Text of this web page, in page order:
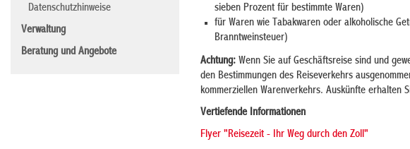
Datenschutzhinweise
Verwaltung
Beratung und Angebote
sieben Prozent für bestimmte Waren)
für Waren wie Tabakwaren oder alkoholische
Branntweinsteuer)
Achtung:Wenn Sie auf Geschäftsreise sind und
den Bestimmungen des Reiseverkehrs
kommerziellen Warenverkehrs. Auskünfte erhalten
Vertiefende Informationen
Flyer "Reisezeit - Ihr Weg durch den Zoll"